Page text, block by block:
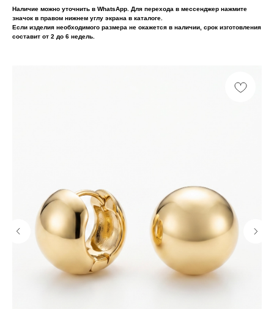
Наличие можно уточнить в WhatsApp. Для перехода в мессенджер нажмите
значок в правом нижнем углу экрана в каталоге.
Если изделия необходимого размера не окажется в наличии, срок изготовления
составит от 2 до 6 недель.